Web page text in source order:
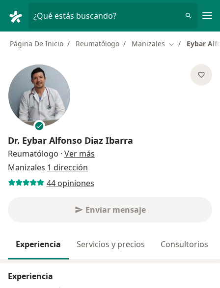
¿Qué estás buscando?
Página De Inicio Reumatólogo Manizales Cambiar de
Eybar
Dr. Eybar Alfonso Diaz Ibarra
Reumatólogo · Ver más
Manizales 1 dirección
44 opiniones
Enviar mensaje
Experiencia Servicios y precios Consultorios
Experiencia